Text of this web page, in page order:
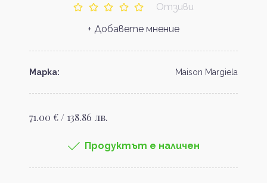
Отзиви
+ Добавете мнение
Марка: Maison Margiela
71.00 € / 138.86 лв.
Продуктът е наличен